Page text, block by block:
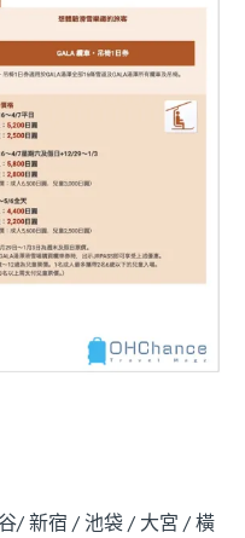
/ 新宿 / 池袋 / 大宮 / 橫